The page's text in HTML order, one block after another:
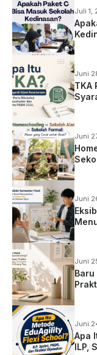
Juli 1,
Juni
TKA
Juni
Juni
Juni
Juni
Apa
ILP,